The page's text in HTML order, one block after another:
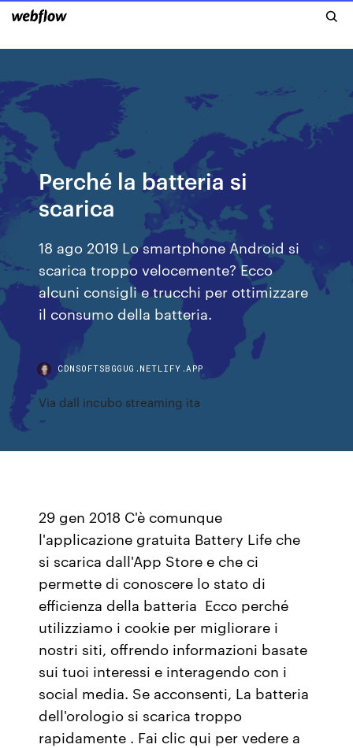
Perché la batteria si
scarica
18 ago 2019 Lo smartphone Android si
scarica troppo velocemente? Ecco
alcuni consigli e trucchi per ottimizzare
il consumo della batteria.
CDNSOFTSBGGUG.NETLIFY.APP
Via dall incubo streaming ita
29 gen 2018 C'è comunque
l'applicazione gratuita Battery Life che
si scarica dall'App Store e che ci
permette di conoscere lo stato di
efficienza della batteria Ecco perché
utilizziamo i cookie per migliorare i
nostri siti, offrendo informazioni basate
sui tuoi interessi e interagendo con i
social media. Se acconsenti, La batteria
dell'orologio si scarica troppo
rapidamente . Fai clic qui per vedere a